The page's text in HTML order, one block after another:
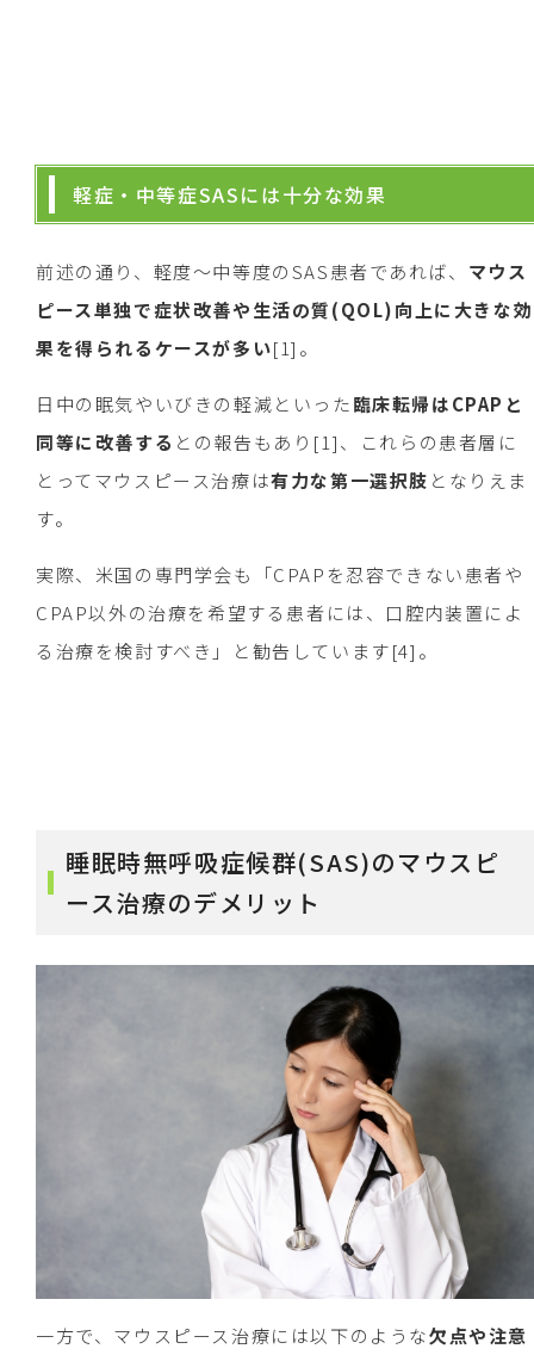
軽症・中等症SASには十分な効果
前述の通り、軽度〜中等度のSAS患者であれば、 マウス
ピース単独で症状改善や生活の質(QOL)向上に大きな効
果を得られるケースが多い[1]。
日中の眠気やいびきの軽減といった臨床転帰はCPAPと
同等に改善する との報告もあり[1]、これらの患者層に
とってマウスピース治療は有力な第一選択肢 となりえま
す。
実際、米国の専門学会も「CPAPを忍容できない患者や
CPAP以外の治療を希望する患者には、口腔内装置によ
る治療を検討すべき」と勧告しています[4]。
睡眠時無呼吸症候群(SAS)のマウスピ
ース治療のデメリット
一方で、マウスピース治療には以下のような欠点や注意